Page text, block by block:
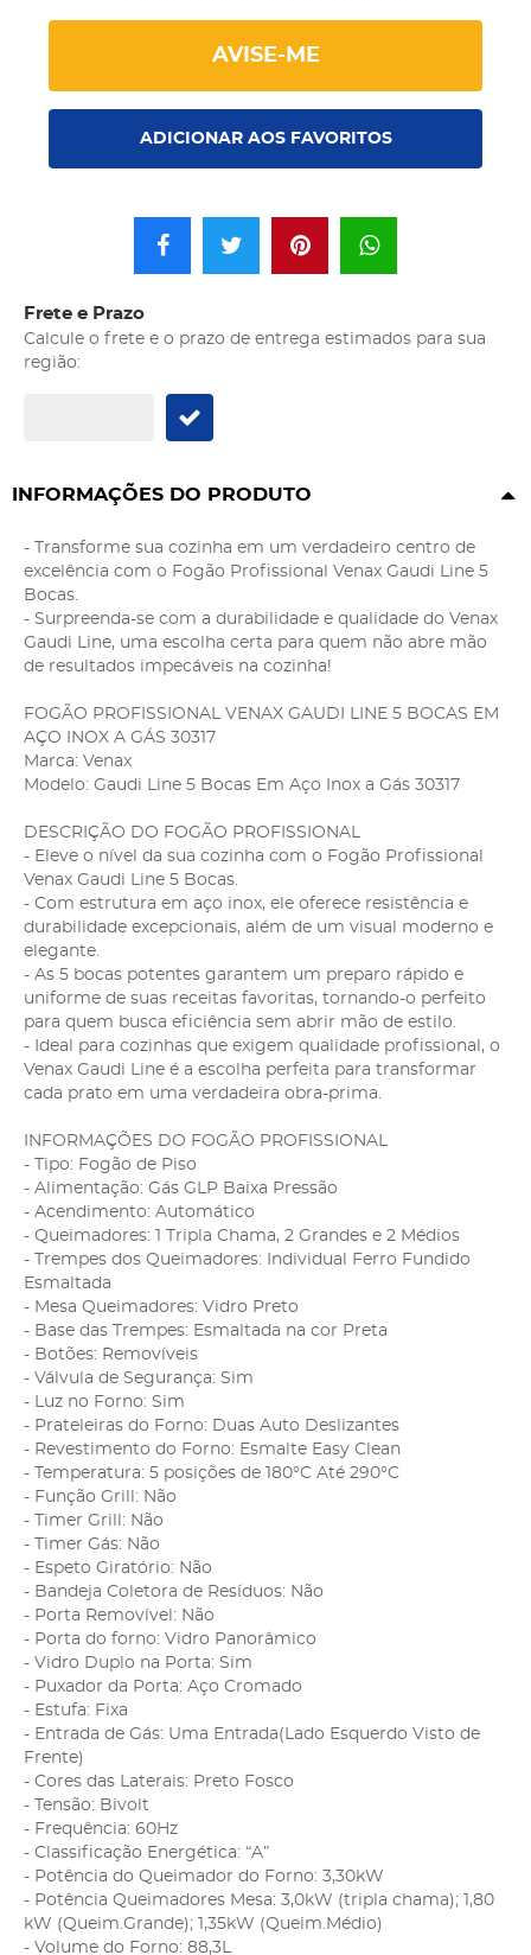
AVISE-ME
ADICIONAR AOS FAVORITOS
Frete e Prazo
Calcule o frete e o prazo de entrega estimados para sua
região:
INFORMAÇÕES DO PRODUTO
- Transforme sua cozinha em um verdadeiro centro de
excelência com o Fogão Profissional Venax Gaudi Line 5
Bocas.
- Surpreenda-se com a durabilidade e qualidade do Venax
Gaudi Line, uma escolha certa para quem não abre mão
de resultados impecáveis na cozinha!
FOGÃO PROFISSIONAL VENAX GAUDI LINE 5 BOCAS EM
AÇO INOX A GÁS 30317
Marca: Venax
Modelo: Gaudi Line 5 Bocas Em Aço Inox a Gás 30317
DESCRIÇÃO DO FOGÃO PROFISSIONAL
- Eleve o nível da sua cozinha com o Fogão Profissional
Venax Gaudi Line 5 Bocas.
- Com estrutura em aço inox, ele oferece resistência e
durabilidade excepcionais, além de um visual moderno e
elegante.
- As 5 bocas potentes garantem um preparo rápido e
uniforme de suas receitas favoritas, tornando-o perfeito
para quem busca eficiência sem abrir mão de estilo.
- Ideal para cozinhas que exigem qualidade profissional, o
Venax Gaudi Line é a escolha perfeita para transformar
cada prato em uma verdadeira obra-prima.
INFORMAÇÕES DO FOGÃO PROFISSIONAL
- Tipo: Fogão de Piso
- Alimentação: Gás GLP Baixa Pressão
- Acendimento: Automático
- Queimadores: 1 Tripla Chama, 2 Grandes e 2 Médios
- Trempes dos Queimadores: Individual Ferro Fundido
Esmaltada
- Mesa Queimadores: Vidro Preto
- Base das Trempes: Esmaltada na cor Preta
- Botões: Removíveis
- Válvula de Segurança: Sim
- Luz no Forno: Sim
- Prateleiras do Forno: Duas Auto Deslizantes
- Revestimento do Forno: Esmalte Easy Clean
- Temperatura: 5 posições de 180°C Até 290°C
- Função Grill: Não
- Timer Grill: Não
- Timer Gás: Não
- Espeto Giratório: Não
- Bandeja Coletora de Resíduos: Não
- Porta Removível: Não
- Porta do forno: Vidro Panorâmico
- Vidro Duplo na Porta: Sim
- Puxador da Porta: Aço Cromado
- Estufa: Fixa
- Entrada de Gás: Uma Entrada(Lado Esquerdo Visto de
Frente)
- Cores das Laterais: Preto Fosco
- Tensão: Bivolt
- Frequência: 60Hz
- Classificação Energética: “A”
- Potência do Queimador do Forno: 3,30kW
- Potência Queimadores Mesa: 3,0kW (tripla chama); 1,80
kW (Queim.Grande); 1,35kW (Queim.Médio)
- Volume do Forno: 88,3L